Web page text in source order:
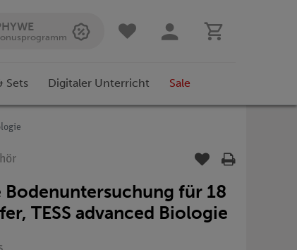
Sets Digitaler Unterricht Sale
Bodenuntersuchung für 18
TESS advanced Biologie